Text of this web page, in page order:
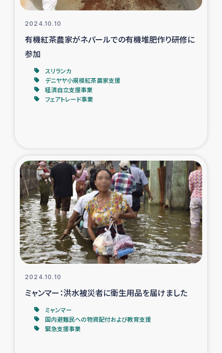
インターン・ボランティア日誌
ガザ空爆被災者への食料支援と農家生産支援
ガザ地区における被災住民への緊急支援
ガザ地区酪農を通した女性グループの生計支援
ふりかけ普及と食生活改善による栄養改善事業
フェアトレード事業
女性の生計向上を通じた子どもの栄養改善事業
民際教育
2024.10.10
有機紅茶農家がネパールでの有機堆肥作り研修に
参加
スリランカ
デニヤヤ小規模紅茶農家支援
経済自立支援事業
フェアトレード事業
2024.10.10
ミャンマー：洪水被災者に衛生用品を届けました
ミャンマー
国内避難民への物資配付および教育支援
緊急支援事業